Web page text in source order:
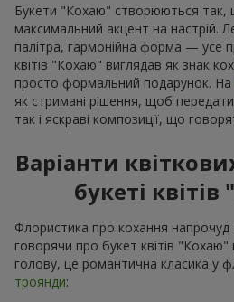
Букети "Кохаю" створюються так,
максимальний акцент на настрій.
палітра, гармонійна форма — усе
квітів "Кохаю" виглядав як знак
просто формальний подарунок. На
як стримані рішення, щоб
так і яскраві композиції, що
Варіанти
букеті
Флористика про кохання напрочуд
говорячи про букет квітів
голову, це романтична класика у
троянди: